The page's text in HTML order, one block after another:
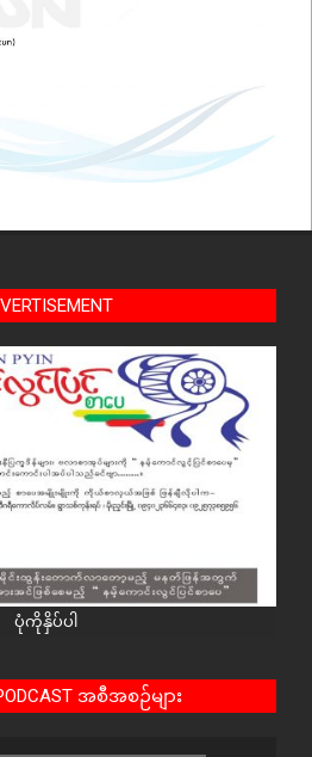
ပုံကိုနှိပ်ပါ
အစီအစဉ်များ